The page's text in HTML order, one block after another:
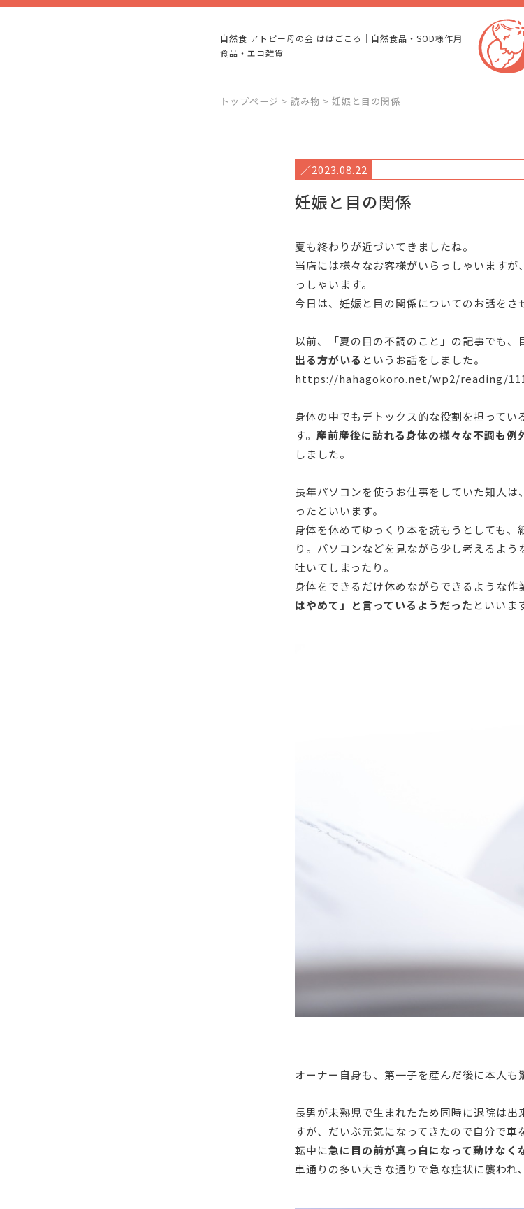
自然食 アトピー母の会 ははごころ｜自然食品・SOD様作用
食品・エコ雑貨
トップページ > 読み物 > 妊娠と目の関係
／2023.08.22
妊娠と目の関係
夏も終わりが近づいてきましたね。
当店には様々なお客様がいらっしゃいます
っしゃいます。
今日は、妊娠と目の関係についてのお話をさ
以前、「夏の目の不調のこと」の記事でも、
出る方がいる というお話をしました。
https://hahagokoro.net/wp2/reading/
身体の中でもデトックス的な役割を担って
す。 産前産後に訪れる身体の様々な不調も例
しました。
長年パソコンを使うお仕事をしていた知人
ったといいます。
身体を休めてゆっくり本を読もうとしても
り。パソコンなどを見ながら少し考えるよ
吐いてしまったり。
身体をできるだけ休めながらできるような作
はやめて」と言っているようだった といいま
オーナー自身も、第一子を産んだ後に本人も
長男が未熟児で生まれたため同時に退院は
すが、だいぶ元気になってきたので自分で
転中に急に目の前が真っ白になって動けなく
車通りの多い大きな通りで急な症状に襲われ